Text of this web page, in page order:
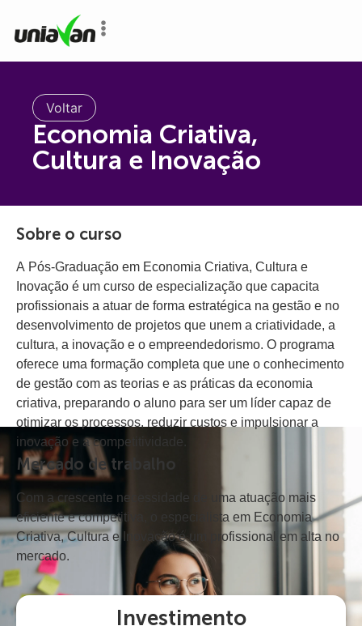
Voltar
Economia Criativa,
Cultura e Inovação
Sobre o curso
A Pós-Graduação em Economia Criativa, Cultura e
Inovação é um curso de especialização que capacita
profissionais a atuar de forma estratégica na gestão e no
desenvolvimento de projetos que unem a criatividade, a
cultura, a inovação e o empreendedorismo. O programa
oferece uma formação completa que une o conhecimento
de gestão com as teorias e as práticas da economia
criativa, preparando o aluno para ser um líder capaz de
otimizar os processos, reduzir custos e impulsionar a
inovação e a competitividade.
Mercado de trabalho
Com a crescente necessidade de uma atuação mais
eficiente e competitiva, o especialista em Economia
Criativa, Cultura e Inovação é um profissional em alta no
mercado.
Investimento